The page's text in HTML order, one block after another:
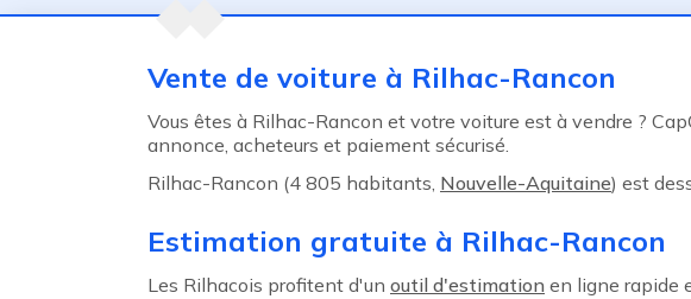
Agent précédentVente de voiture à Rilhac-Rancon
Vous êtes à Rilhac-Rancon et votre voiture est à vendre ?
annonce, acheteurs et paiement sécurisé.
Rilhac-Rancon (4 805 habitants, Nouvelle-Aquitaine) est
Estimation gratuite à Rilhac-Rancon
Les Rilhacois profitent d'un outil d'estimation en ligne rapide